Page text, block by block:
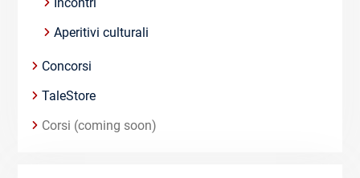
Incontri
Aperitivi culturali
Concorsi
TaleStore
Corsi (coming soon)